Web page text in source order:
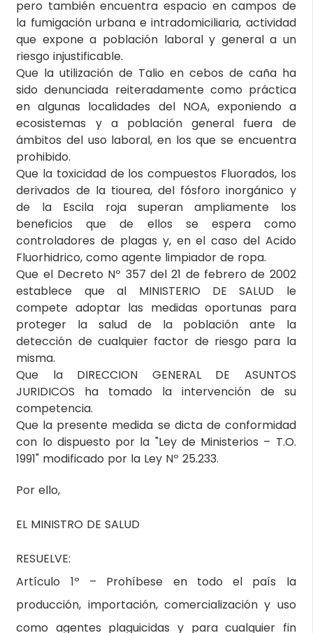
pero también encuentra espacio en campos de
la fumigación urbana e intradomiciliaria, actividad
que expone a población laboral y general a un
riesgo injustificable.
Que la utilización de Talio en cebos de caña ha
sido denunciada reiteradamente como práctica
en algunas localidades del NOA, exponiendo a
ecosistemas y a población general fuera de
ámbitos del uso laboral, en los que se encuentra
prohibido.
Que la toxicidad de los compuestos Fluorados, los
derivados de la tiourea, del fósforo inorgánico y
de la Escila roja superan ampliamente los
beneficios que de ellos se espera como
controladores de plagas y, en el caso del Acido
Fluorhidrico, como agente limpiador de ropa.
Que el Decreto Nº 357 del 21 de febrero de 2002
establece que al MINISTERIO DE SALUD le
compete adoptar las medidas oportunas para
proteger la salud de la población ante la
detección de cualquier factor de riesgo para la
misma.
Que la DIRECCION GENERAL DE ASUNTOS
JURIDICOS ha tomado la intervención de su
competencia.
Que la presente medida se dicta de conformidad
con lo dispuesto por la "Ley de Ministerios – T.O.
1991" modificado por la Ley Nº 25.233.
Por ello,
EL MINISTRO DE SALUD
RESUELVE:
Artículo 1º – Prohíbese en todo el país la
producción, importación, comercialización y uso
como agentes plaguicidas y para cualquier fin